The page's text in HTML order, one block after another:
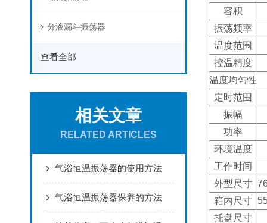
分液漏斗振荡器
查看全部
相关文章
RELATED ARTICLES
气浴恒温振荡器的使用方法
气浴恒温振荡器保养的方法
容积
振荡频率
温度范围
控温精度
温度均匀性
定时范围
振幅
功率
环境温度
工作时间
外型尺寸
箱内尺寸
托盘尺寸